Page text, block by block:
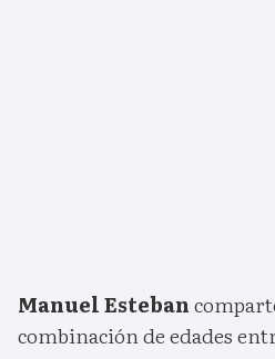
Manuel Esteban
combinación de edades